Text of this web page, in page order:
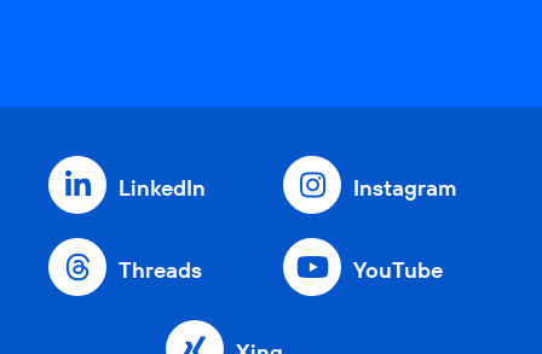
LinkedIn Instagram
Threads YouTube